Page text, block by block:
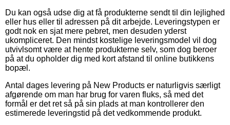
Du kan også udse dig at få produkterne sendt til din lejlighed
eller hus eller til adressen på dit arbejde. Leveringstypen er
godt nok en sjat mere pebret, men desuden yderst
ukompliceret. Den mindst kostelige leveringsmodel vil dog
utvivlsomt være at hente produkterne selv, som dog beroer
på at du opholder dig med kort afstand til online butikkens
bopæl.
Antal dages levering på New Products er naturligvis særligt
afgørende om man har brug for varen fluks, så med det
formål er det ret så på sin plads at man kontrollerer den
estimerede leveringstid på det vedkommende produkt.